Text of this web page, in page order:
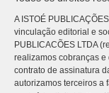
A ISTOÉ
vinculação editorial e
PUBLICACÕES LTDA
realizamos cobranças
contrato de assinatura
autorizamos terceiros a